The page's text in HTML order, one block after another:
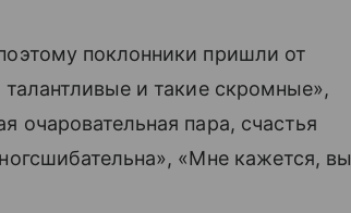
поклонники пришли от
и такие скромные»,
очаровательная пара, счастья
«Мне кажется, вы